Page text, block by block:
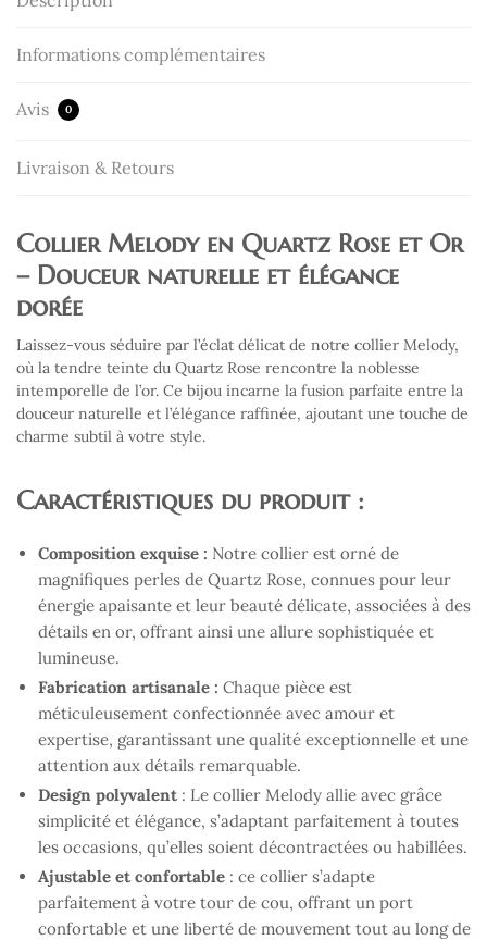
Informations complémentaires
Avis 0
Livraison & Retours
Collier Melody en Quartz Rose et Or
– Douceur naturelle et élégance
dorée
Laissez-vous séduire par l’éclat délicat de notre collier Melody,
où la tendre teinte du Quartz Rose rencontre la noblesse
intemporelle de l’or. Ce bijou incarne la fusion parfaite entre la
douceur naturelle et l’élégance raffinée, ajoutant une touche de
charme subtil à votre style.
Caractéristiques du produit :
Composition exquise : Notre collier est orné de
magnifiques perles de Quartz Rose, connues pour leur
énergie apaisante et leur beauté délicate, associées à des
détails en or, offrant ainsi une allure sophistiquée et
lumineuse.
Fabrication artisanale : Chaque pièce est
méticuleusement confectionnée avec amour et
expertise, garantissant une qualité exceptionnelle et une
attention aux détails remarquable.
Design polyvalent: Le collier Melody allie avec grâce
simplicité et élégance, s’adaptant parfaitement à toutes
les occasions, qu’elles soient décontractées ou habillées.
Ajustable et confortable : ce collier s’adapte
parfaitement à votre tour de cou, offrant un port
confortable et une liberté de mouvement tout au long de